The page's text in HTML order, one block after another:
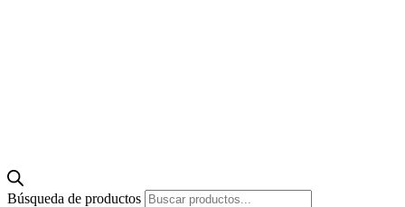
Búsqueda de productos